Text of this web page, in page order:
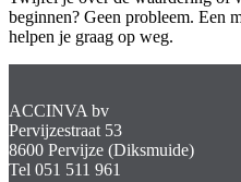
beginnen? Geen probleem. Een
helpen je graag op weg.
ACCINVA bv
Pervijzestraat 53
8600 Pervijze (Diksmuide)
Tel 051 511 961